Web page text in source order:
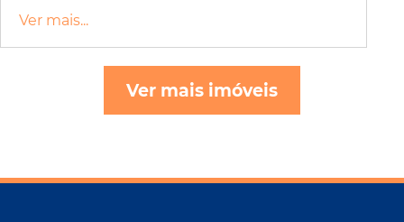
Ver mais...
Ver mais imóveis